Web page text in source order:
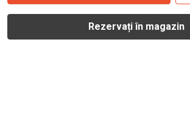
Rezervați în magazin